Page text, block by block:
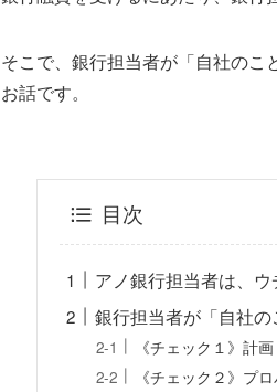
そこで、銀行担当者が「自社のこ
お話です。
目次
アノ銀行担当者は、
銀行担当者が「自社
《チェック１》計
《チェック２》プ